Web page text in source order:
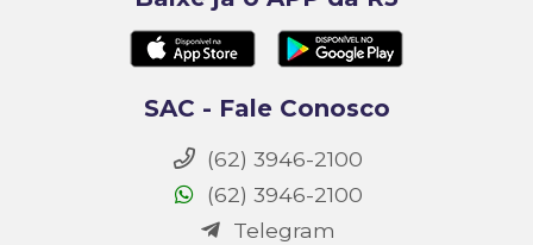
SAC - Fale Conosco
(62) 3946-2100
(62) 3946-2100
Telegram